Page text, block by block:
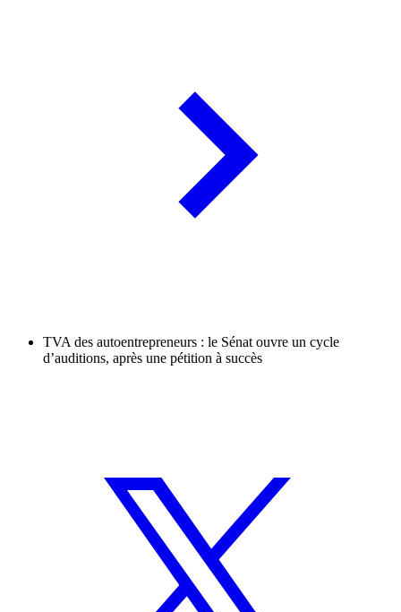
TVA des autoentrepreneurs : le Sénat ouvre un cycle
d’auditions, après une pétition à succès